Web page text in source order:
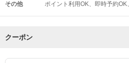
その他 ポイント利用OK 即時予約OK
クーポン